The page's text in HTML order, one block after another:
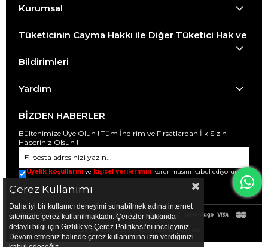
Kurumsal
Tüketicinin Cayma Hakkı ile Diğer Tüketici Hak ve
Bildirimleri
Yardım
BİZDEN HABERLER
Bültenimize Üye Olun ! Tüm İndirim ve Fırsatlardan İlk Sizin
Haberiniz Olsun !
Üyelik koşullarını ve kişisel verilerimin korunmasını kabul ediyorum.
© 2025 evabanyo.com - Tüm Hakları Saklıdır.
Çerez Kullanımı
Daha iyi bir kullanıcı deneyimi sunabilmek adına internet
sitemizde çerez kullanılmaktadır. Çerezler hakkında
detaylı bilgi için Gizlilik ve Çerez Politikası’nı inceleyiniz.
Devam etmeniz halinde çerez kullanımına izin verdiğinizi